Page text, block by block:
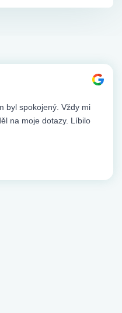
byl spokojený. Vždy mi
na moje dotazy. Líbilo